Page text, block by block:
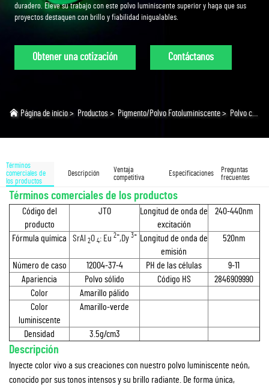
duradero. Eleve su trabajo con este polvo luminiscente superior y haga que sus
proyectos destaquen con brillo y fiabilidad inigualables.
Obtener una cotización Contáctanos
Página de inicio> Productos > Pigmento/Polvo Fotoluminiscente> Polvo con Brillo Neón
Términos
comerciales de
los productos
Descripción
Ventaja
competitiva
Especificaciones
Preguntas
frecuentes
Términos comerciales de los productos
Código del
producto
JTO
Longitud de onda de
excitación
240-440nm
Fórmula química SrAl 2O 4: Eu 2+,Dy 3+
Longitud de onda de
emisión
520nm
Número de caso 12004-37-4 PH de las células
9-11
Apariencia
Polvo sólido Código HS
2846909990
Color
Amarillo pálido
Color
luminiscente
Amarillo-verde
Densidad 3.5g/cm3
Descripción
Inyecte color vivo a sus creaciones con nuestro polvo luminiscente neón,
conocido por sus tonos intensos y su brillo radiante. De forma única,